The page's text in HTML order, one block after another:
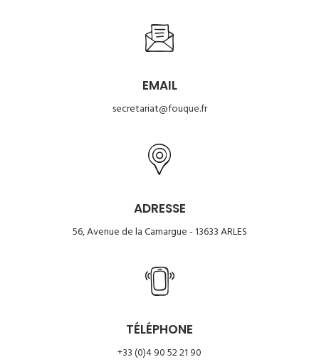
EMAIL
secretariat@fouque.fr
ADRESSE
56, Avenue de la Camargue - 13633 ARLES
TÉLÉPHONE
+33 (0)4 90 52 21 90